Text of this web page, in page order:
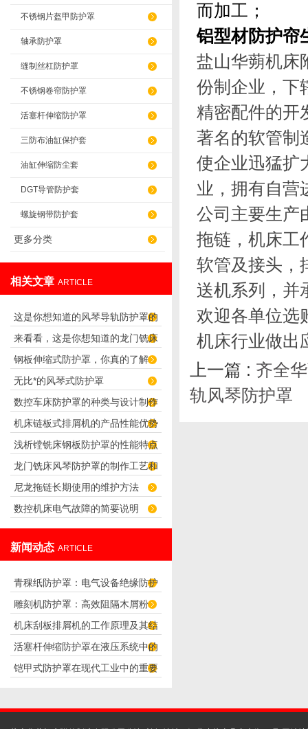
不锈钢片盔甲防护罩
轴承防护罩
缝制丝杠防护罩
不锈钢卷帘防护罩
活塞杆伸缩防护罩
三防布油缸保护套
油缸伸缩防尘套
DGT导管防护套
螺旋钢带防护套
更多分类
相关文章 ARTICLE
这是你想知道的风琴导轨防护罩的
连接方法吗？
来看看，这是你想知道的龙门铣床
风琴防护罩吗？
钢板伸缩式防护罩，你真的了解
吗？
无比*的风琴式防护罩
数控车床防护罩的种类与设计制作
要求
机床链板式排屑机的产品性能优势
及用途
浅析镗铣床钢板防护罩的性能特点
及其优点
龙门铣床风琴防护罩的制作工艺和
特点
尼龙拖链长期使用的维护方法
数控机床电气故障的简要说明
新闻动态 ARTICLE
青稞纸防护罩：电气设备绝缘防护
专用方案
雕刻机防护罩：高效阻隔木屑粉
尘，守护设备精度与安全
机床刮板排屑机的工作原理及其结
构分析
活塞杆伸缩防护罩在液压系统中的
应用
铠甲式防护罩在现代工业中的重要
而加工；
铝型材防护帘
盐山华蒴机床
份制企业，下
精密配件的开
著名的软管制
使企业迅猛扩
业，拥有自营
公司主要生产
拖链，机床工
软管及接头，
送机系列，并
欢迎各单位选
机床行业做出
上一篇 : 齐全
轨风琴防护罩